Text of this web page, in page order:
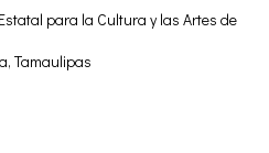
para la Cultura y las Artes de
Tamaulipas